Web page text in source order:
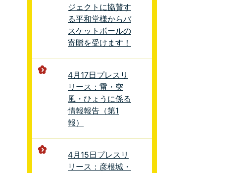
ジェクトに協賛す
る平和堂様からバ
スケットボールの
寄贈を受けます！
4月17日プレスリ
リース：雷・突
風・ひょうに係る
情報報告（第1
報）
4月15日プレスリ
リース：彦根城・